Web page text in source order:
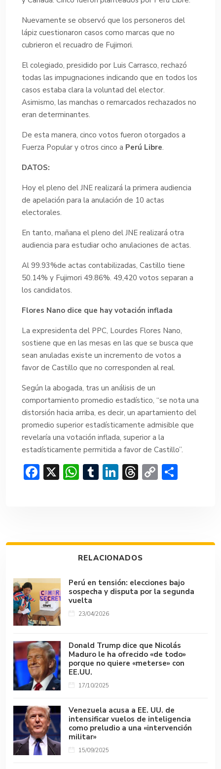
Nuevamente se observó que los personeros del
lápiz cuestionaron casos como marcas que no
cubrieron el recuadro de Fujimori.
El colegiado, presidido por Luis Carrasco, rechazó
todas las impugnaciones indicando que en todos los
casos estaba clara la voluntad del elector.
Asimismo, las manchas o remarcados rechazados no
eran determinantes.
De esta manera, cinco votos fueron otorgados a
Fuerza Popular y otros cinco a Perú Libre.
DATOS:
Hoy el pleno del JNE realizará la primera audiencia
de apelación para la anulación de 10 actas
electorales.
En tanto, mañana el pleno del JNE realizará otra
audiencia para estudiar ocho anulaciones de actas.
Al 99.93%de actas contabilizadas, Castillo tiene
50.14% y Fujimori 49.86%. 49,420 votos separan a
los candidatos.
Flores Nano dice que hay votación inflada
La expresidenta del PPC, Lourdes Flores Nano,
sostiene que en las mesas en las que se busca que
sean anuladas existe un incremento de votos a
favor de Castillo que no corresponden al real.
Según la abogada, tras un análisis de un
comportamiento promedio estadístico, “se nota una
distorsión hacia arriba, es decir, un apartamiento del
promedio superior estadísticamente admisible que
revelaría una votación inflada, superior a la
estadísticamente permitida a favor de Castillo”.
F
ok
X W
p
p
T Li T
s
C
n tir
RELACIONADOS
Perú en tensión: elecciones bajo
sospecha y disputa por la segunda
vuelta
23/04/2026
Donald Trump dice que Nicolás
Maduro le ha ofrecido «de todo»
porque no quiere «meterse» con
EE.UU.
17/10/2025
Venezuela acusa a EE. UU. de
intensificar vuelos de inteligencia
como preludio a una «intervención
militar»
15/09/2025